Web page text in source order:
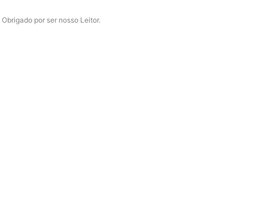
Obrigado por ser nosso Leitor.